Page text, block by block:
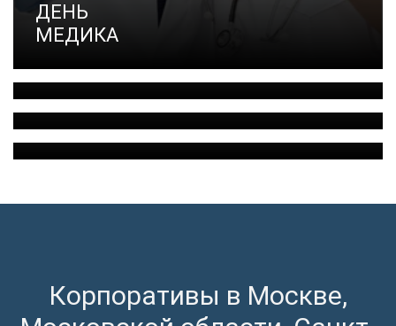
ДЕНЬ
МЕДИКА
ДЕНЬ
МЕТАЛЛУРГА
РАБОТНИКА
ТОРГОВЛИ
ДЕНЬ
ХИМИКА
Корпоративы в Москве,